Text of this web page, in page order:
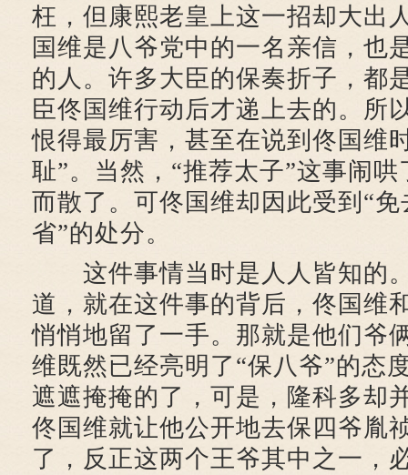
枉，但康熙老皇上这一招却大出
国维是八爷党中的一名亲信，也
的人。许多大臣的保奏折子，都
臣佟国维行动后才递上去的。所
恨得最厉害，甚至在说到佟国维
耻”。当然，“推荐太子”这事闹
而散了。可佟国维却因此受到“
省”的处分。
这件事情当时是人人皆知的
道，就在这件事的背后，佟国维
悄悄地留了一手。那就是他们爷
维既然已经亮明了“保八爷”的态
遮遮掩掩的了，可是，隆科多却
佟国维就让他公开地去保四爷胤
了，反正这两个王爷其中之一，